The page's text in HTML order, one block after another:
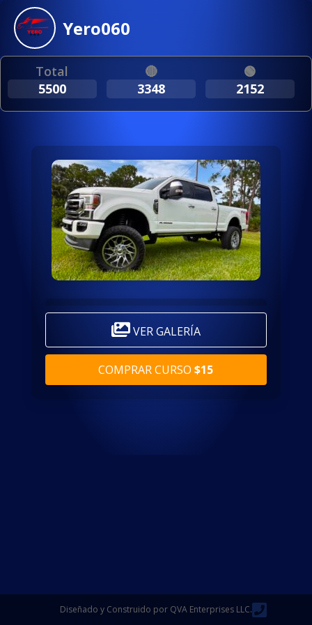
Yero060
Total
5500
🔴
3348
🟢
2152
VER GALERÍA
COMPRAR CURSO$15
Diseñado y Construido por QVA Enterprises LLC.